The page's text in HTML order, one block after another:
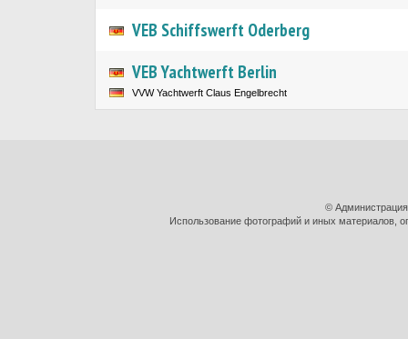
VEB Schiffswerft Oderberg
VEB Yachtwerft Berlin
VVW Yachtwerft Claus Engelbrecht
©
Использование фотографий и иных материалов,